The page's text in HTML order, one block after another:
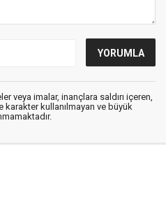
veya imalar, inançlara saldırı içeren,
karakter kullanılmayan ve büyük